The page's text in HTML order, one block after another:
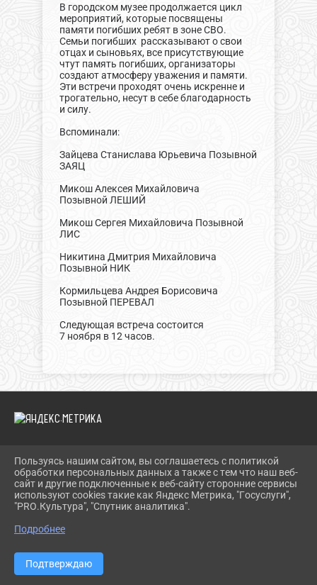
В городском музее продолжается цикл
мероприятий, которые посвящены
памяти погибших ребят в зоне СВО.
Семьи погибших рассказывают о свои
отцах и сыновьях, все присутствующие
чтут память погибших, организаторы
создают атмосферу уважения и памяти.
Эти встречи проходят очень искренне и
трогательно, несут в себе благодарность
и силу.
Вспоминали:
Зайцева Станислава Юрьевича Позывной
ЗАЯЦ
Микош Алексея Михайловича
Позывной ЛЕШИЙ
Микош Сергея Михайловича Позывной
ЛИС
Никитина Дмитрия Михайловича
Позывной НИК
Кормильцева Андрея Борисовича
Позывной ПЕРЕВАЛ
Следующая встреча состоится
7 ноября в 12 часов.
2026 Г. GELENDZHIK-KULT.RU
ВХОД
КАРТА САЙТА
ПОЛИТИКА ОБРАБОТКИ ПЕРСОНАЛЬНЫХ ДАННЫХ
СДЕЛАНО НА KUBCMS
Пользуясь нашим сайтом, вы соглашаетесь с политикой
обработки персональных данных а также с тем что наш веб-
сайт и другие подключенные к веб-сайту сторонние сервисы
используют cookies такие как Яндекс Метрика, "Госуслуги",
"PRO.Культура", "Спутник аналитика".
Подробнее
Подтверждаю